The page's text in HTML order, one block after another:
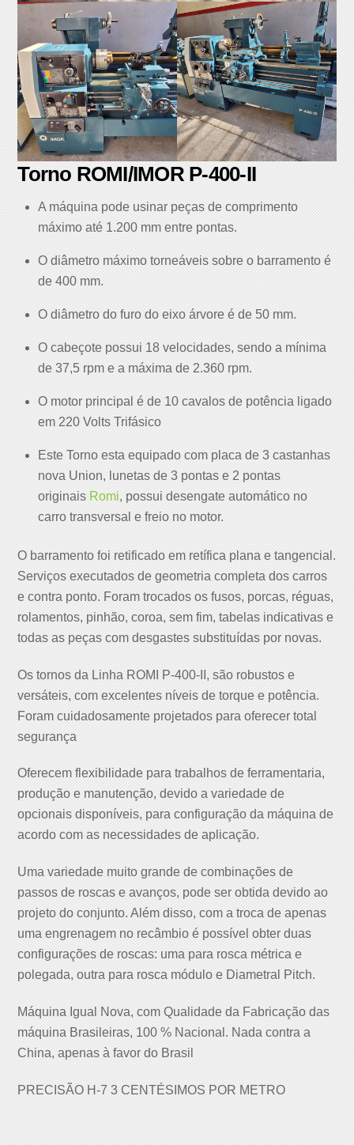
Torno ROMI/IMOR P-400-II
A máquina pode usinar peças de comprimento
máximo até 1.200 mm entre pontas.
O diâmetro máximo torneáveis sobre o barramento é
de 400 mm.
O diâmetro do furo do eixo árvore é de 50 mm.
O cabeçote possui 18 velocidades, sendo a mínima
de 37,5 rpm e a máxima de 2.360 rpm.
O motor principal é de 10 cavalos de potência ligado
em 220 Volts Trifásico
Este Torno esta equipado com placa de 3 castanhas
nova Union, lunetas de 3 pontas e 2 pontas
originais Romi, possui desengate automático no
carro transversal e freio no motor.
O barramento foi retificado em retífica plana e tangencial.
Serviços executados de geometria completa dos carros
e contra ponto. Foram trocados os fusos, porcas, réguas,
rolamentos, pinhão, coroa, sem fim, tabelas indicativas e
todas as peças com desgastes substituídas por novas.
Os tornos da Linha ROMI P-400-II, são robustos e
versáteis, com excelentes níveis de torque e potência.
Foram cuidadosamente projetados para oferecer total
segurança
Oferecem flexibilidade para trabalhos de ferramentaria,
produção e manutenção, devido a variedade de
opcionais disponíveis, para configuração da máquina de
acordo com as necessidades de aplicação.
Uma variedade muito grande de combinações de
passos de roscas e avanços, pode ser obtida devido ao
projeto do conjunto. Além disso, com a troca de apenas
uma engrenagem no recâmbio é possível obter duas
configurações de roscas: uma para rosca métrica e
polegada, outra para rosca módulo e Diametral Pitch.
Máquina Igual Nova, com Qualidade da Fabricação das
máquina Brasileiras, 100 % Nacional. Nada contra a
China, apenas à favor do Brasil
PRECISÃO H-7 3 CENTÉSIMOS POR METRO